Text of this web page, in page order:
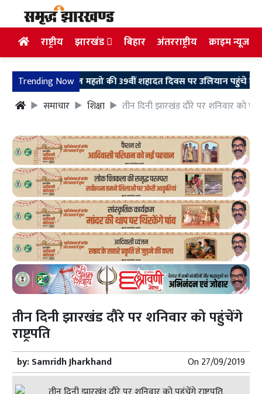
राष्ट्रीय झारखंड बिहार अंतरराष्ट्रीय क्राइम न्यूज
Trending Now
शहीद निर्मल महतो की 39वीं शहादत दिवस पर उलियान पहुंचे मुख्यमंत्री
समाचार
शिक्षा तीन दिनी झारखंड दौरे पर शनिवार को
तीन दिनी झारखंड दौरे पर शनिवार को पहुंचेंगे
राष्ट्रपति
by:Samridh Jharkhand On27/09/2019